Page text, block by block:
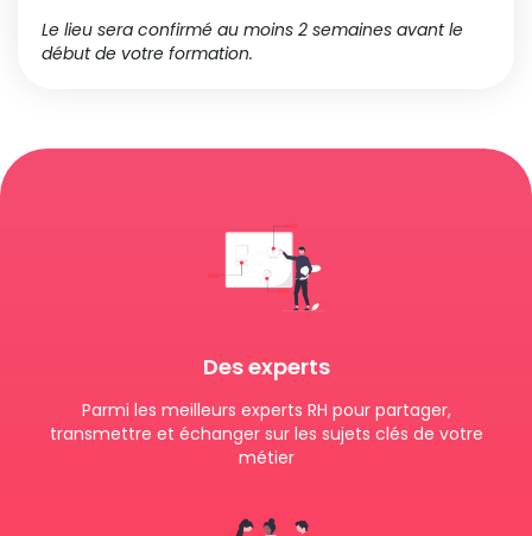
Le lieu sera confirmé au moins 2 semaines avant le
début de votre formation.
Des experts
Parmi les meilleurs experts RH pour partager,
transmettre et échanger sur les sujets clés de votre
métier